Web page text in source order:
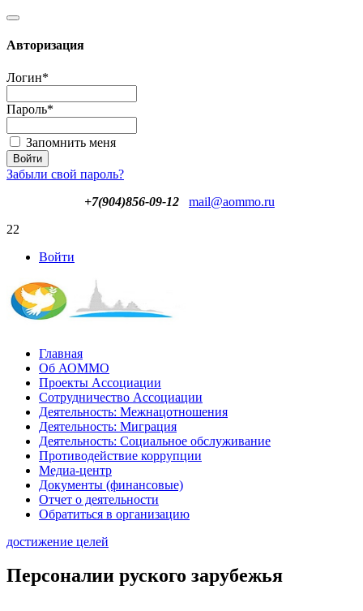
Авторизация
Логин*
Пароль*
Запомнить меня
Забыли свой пароль?
+7(904)856-09-12
mail@aommo.ru
22
Войти
Главная
Об АОММО
Проекты Ассоциации
Сотрудничество Ассоциации
Деятельность: Межнацотношения
Деятельность: Миграция
Деятельность: Социальное обслуживание
Противодействие коррупции
Медиа-центр
Документы (финансовые)
Отчет о деятельности
Обратиться в организацию
достижение целей
Персоналии руского зарубежья